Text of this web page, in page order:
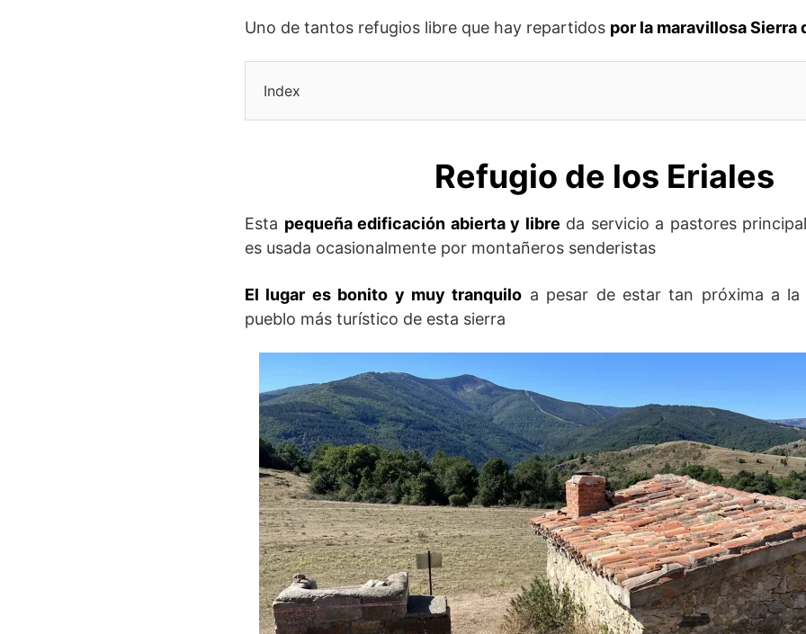
Uno de tantos refugios libre que hay repartidos por la maravillosa Sierra
Index
Refugio de los Eriales
Esta pequeña edificación abierta y libre da servicio a pastores
es usada ocasionalmente por montañeros senderistas
El lugar es bonito y muy tranquilo a pesar de estar tan próxima a la
pueblo más turístico de esta sierra